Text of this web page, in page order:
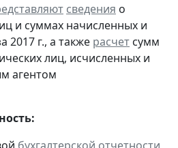
сведения о
и суммах начисленных и
2017 г., а также расчет сумм
лиц, исчисленных и
агентом